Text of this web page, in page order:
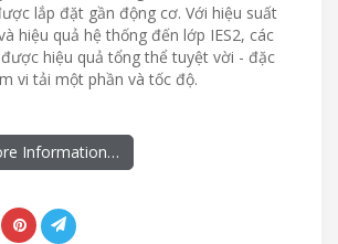
lắp đặt gần động cơ. Với hiệu suất
hiệu quả hệ thống đến lớp IES2, các
hiệu quả tổng thể tuyệt vời - đặc
vi tải một phần và tốc độ.
Information…